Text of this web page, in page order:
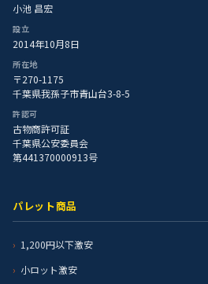
小池 昌宏
設立
2014年10月8日
所在地
〒270-1175
千葉県我孫子市青山台3-8-5
許認可
古物商許可証
千葉県公安委員会
第441370000913号
パレット商品
1,200円以下激安
小ロット激安